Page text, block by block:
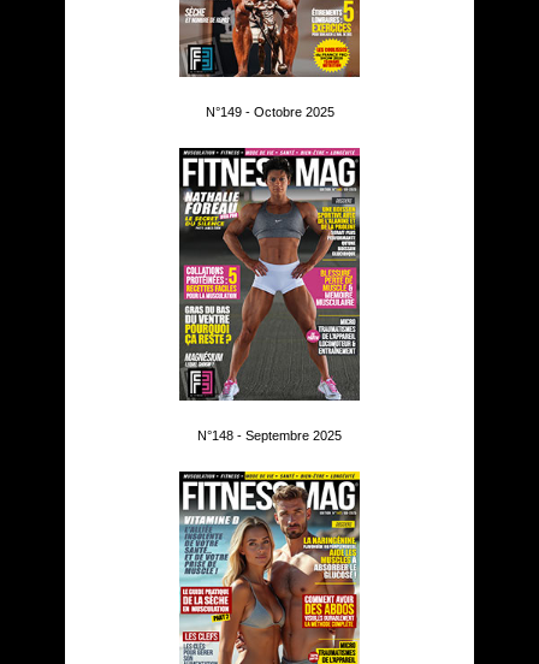
N°149 - Octobre 2025
N°148 - Septembre 2025